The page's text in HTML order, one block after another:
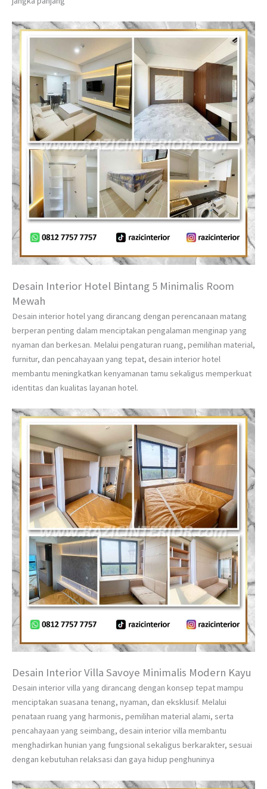
Desain Interior Hotel Bintang 5 Minimalis Room
Mewah
Desain interior hotel yang dirancang dengan perencanaan matang
berperan penting dalam menciptakan pengalaman menginap yang
nyaman dan berkesan. Melalui pengaturan ruang, pemilihan material,
furnitur, dan pencahayaan yang tepat, desain interior hotel
membantu meningkatkan kenyamanan tamu sekaligus memperkuat
identitas dan kualitas layanan hotel.
Desain Interior Villa Savoye Minimalis Modern Kayu
Desain interior villa yang dirancang dengan konsep tepat mampu
menciptakan suasana tenang, nyaman, dan eksklusif. Melalui
penataan ruang yang harmonis, pemilihan material alami, serta
pencahayaan yang seimbang, desain interior villa membantu
menghadirkan hunian yang fungsional sekaligus berkarakter, sesuai
dengan kebutuhan relaksasi dan gaya hidup penghuninya